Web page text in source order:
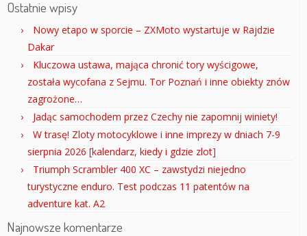
Ostatnie wpisy
Nowy etapo w sporcie – ZXMoto wystartuje w Rajdzie
Dakar
Kluczowa ustawa, mająca chronić tory wyścigowe,
została wycofana z Sejmu. Tor Poznań i inne obiekty znów
zagrożone…
Jadąc samochodem przez Czechy nie zapomnij winiety!
W trasę! Zloty motocyklowe i inne imprezy w dniach 7-9
sierpnia 2026 [kalendarz, kiedy i gdzie zlot]
Triumph Scrambler 400 XC – zawstydzi niejedno
turystyczne enduro. Test podczas 11 patentów na
adventure kat. A2
Najnowsze komentarze